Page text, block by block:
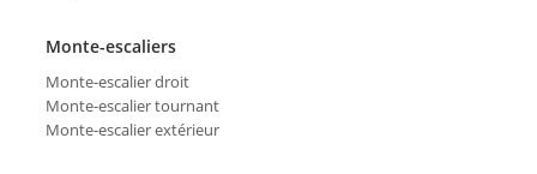
Monte-escaliers
Monte-escalier droit
Monte-escalier tournant
Monte-escalier extérieur